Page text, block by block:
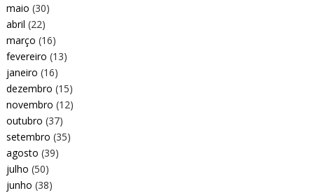
maio (30)
abril (22)
março (16)
fevereiro (13)
janeiro (16)
dezembro (15)
novembro (12)
outubro (37)
setembro (35)
agosto (39)
julho (50)
junho (38)